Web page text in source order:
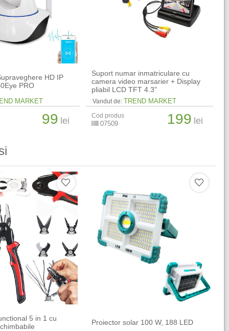
HD IP
PRO
MARKET
99 lei
Suport numar inmatriculare cu
camera video marsarier + Display
pliabil LCD TFT 4.3"
Vandut de: TREND MARKET
Cod produs
07509 199 lei
5 in 1 cu
Proiector solar 100 W, 188 LED